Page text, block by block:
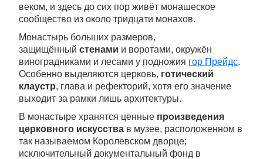
веком, и здесь до сих пор живёт монашеское
сообщество из около тридцати монахов.
Монастырь больших размеров,
защищённый стенами и воротами, окружён
виноградниками и лесами у подножия гор Прейдс.
Особенно выделяются церковь, готический
клаустр, глава и рефекторий, хотя его значение
выходит за рамки лишь архитектуры.
В монастыре хранятся ценные произведения
церковного искусства в музее, расположенном в
так называемом Королевском дворце;
исключительный документальный фонд в